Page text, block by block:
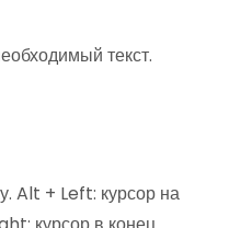
текст.
Alt + Left: курсор на